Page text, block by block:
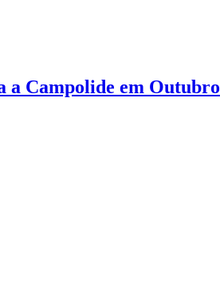
a Campolide em Outubro